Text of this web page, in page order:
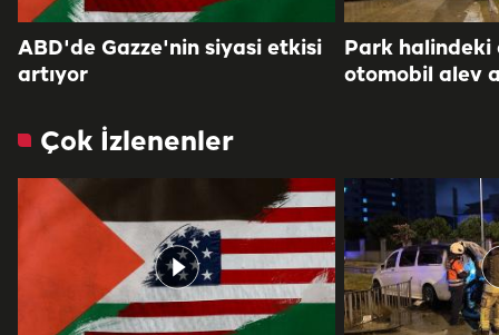
ABD'de Gazze'nin siyasi etkisi
artıyor
Park halindeki
otomobil alev
Çok İzlenenler